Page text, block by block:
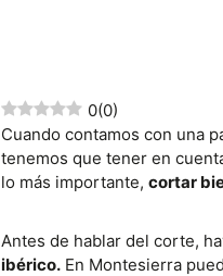
0(0)
Cuando contamos con una
tenemos que tener en
lo más importante, cortar
Antes de hablar del corte,
ibérico. En Montesierra